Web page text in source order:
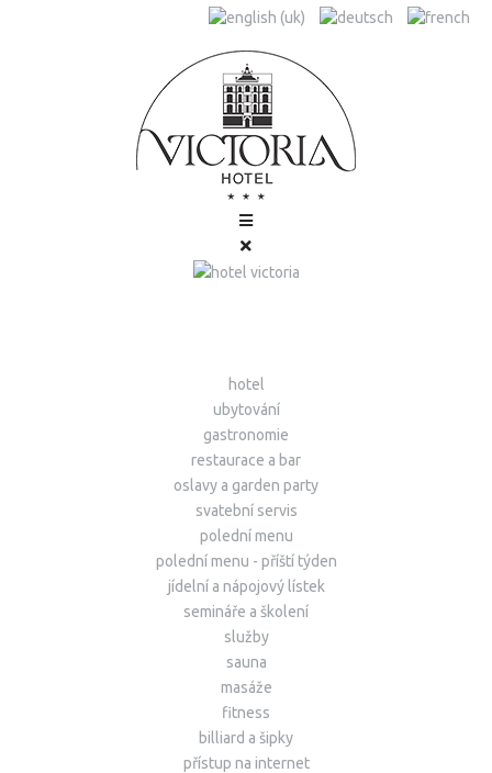
hotel
ubytování
gastronomie
restaurace a bar
oslavy a garden party
svatební servis
polední menu
polední menu - příští týden
jídelní a nápojový lístek
semináře a školení
služby
sauna
masáže
fitness
billiard a šipky
přístup na internet